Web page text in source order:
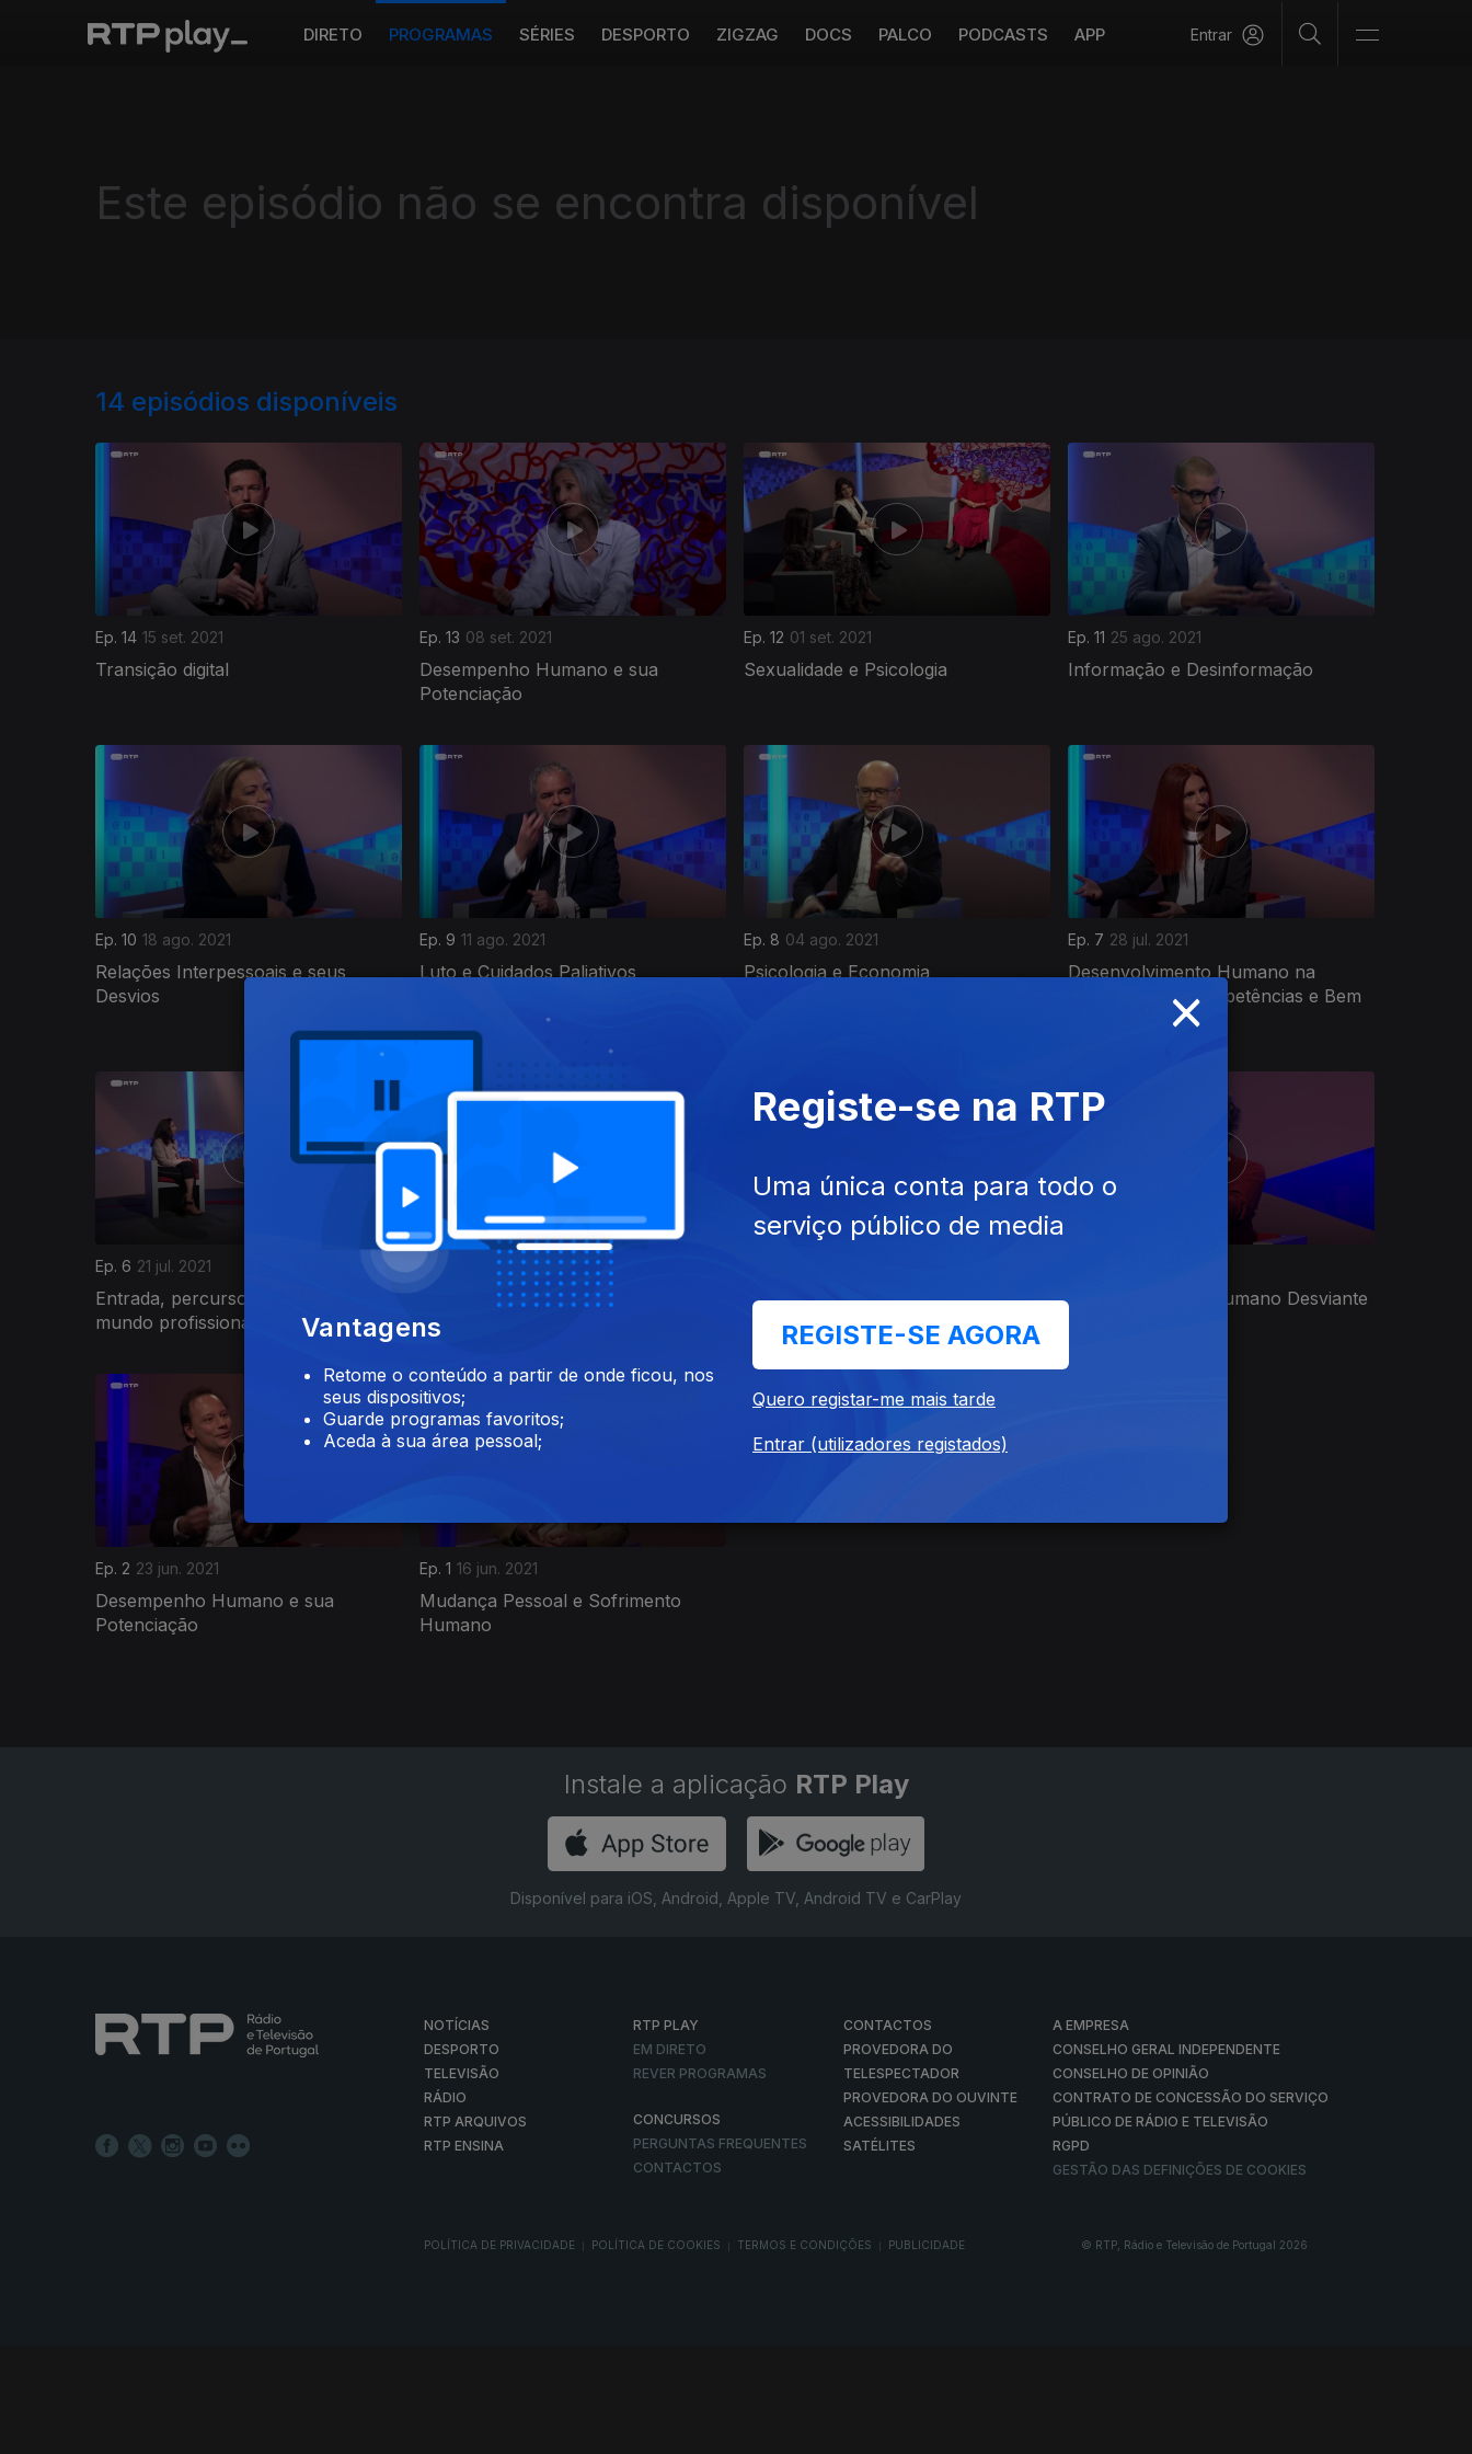
DIRETO PROGRAMAS SÉRIES DESPORTO ZIGZAG DOCS PALCO PODCASTS APP Entrar
Este episódio não se encontra disponível
14 episódios disponíveis
Ep. 14 15 set. 2021
Transição digital
Ep. 13 08 set. 2021
Desempenho Humano e sua
Potenciação
Ep. 12 01 set. 2021
Sexualidade e Psicologia
Ep. 11 25 ago. 2021
Informação e Desinformação
Ep. 10 18 ago. 2021
Relações Interpessoais e seus
Desvios
Ep. 9 11 ago. 2021
Luto e Cuidados Paliativos
Ep. 8 04 ago. 2021
Psicologia e Economia
Ep. 7 28 jul. 2021
Desenvolvimento Humano na
Promoção de Competências e Bem
Ep. 6 21 jul. 2021
Entrada, percurso e avaliação no
mundo profissional
Ep. 5 14 jul. 2021
Psicologia e Política
Desenvolvimento Humano no
Envelhecimento
Comportamento Humano Desviante
554725
Ep. 2 23 jun. 2021
Desempenho Humano e sua
Potenciação
Ep. 1 16 jun. 2021
Mudança Pessoal e Sofrimento
Humano
551666
Instale a aplicação RTP Play
Disponível para iOS, Android, Apple TV, Android TV e CarPlay
NOTÍCIAS
DESPORTO
TELEVISÃO
RÁDIO
RTP ARQUIVOS
RTP ENSINA
RTP PLAY
EM DIRETO
REVER PROGRAMAS
CONCURSOS
PERGUNTAS FREQUENTES
CONTACTOS
CONTACTOS
PROVEDORA DO
TELESPECTADOR
PROVEDORA DO OUVINTE
ACESSIBILIDADES
SATÉLITES
A EMPRESA
CONSELHO GERAL INDEPENDENTE
CONSELHO DE OPINIÃO
CONTRATO DE CONCESSÃO DO SERVIÇO
PÚBLICO DE RÁDIO E TELEVISÃO
RGPD
GESTÃO DAS DEFINIÇÕES DE COOKIES
POLÍTICA DE PRIVACIDADE POLÍTICA DE COOKIES TERMOS E CONDIÇÕES PUBLICIDADE © RTP, Rádio e Televisão de Portugal 2026
×
Vantagens
Retome o conteúdo a partir de onde ficou, nos
seus dispositivos;
Guarde programas favoritos;
Aceda à sua área pessoal;
Registe-se na RTP
Uma única conta para todo o
serviço público de media
REGISTE-SE AGORA
Quero registar-me mais tarde
Entrar (utilizadores registados)